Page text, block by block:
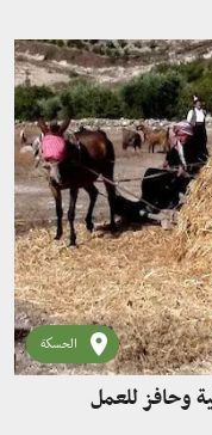
الحسكة
وحافز للعمل